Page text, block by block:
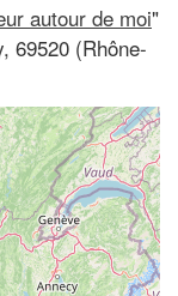
autour de moi"
69520 (Rhône-